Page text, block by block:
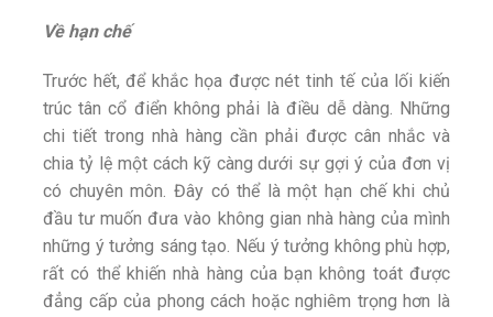
Về hạn chế
Trước hết, để khắc họa được nét tinh tế của lối kiến
trúc tân cổ điển không phải là điều dễ dàng. Những
chi tiết trong nhà hàng cần phải được cân nhắc và
chia tỷ lệ một cách kỹ càng dưới sự gợi ý của đơn vị
có chuyên môn. Đây có thể là một hạn chế khi chủ
đầu tư muốn đưa vào không gian nhà hàng của mình
những ý tưởng sáng tạo. Nếu ý tưởng không phù hợp,
rất có thể khiến nhà hàng của bạn không toát được
đẳng cấp của phong cách hoặc nghiêm trọng hơn là